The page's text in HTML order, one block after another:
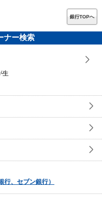
銀行TOPへ
ナー検索
生
行、セブン銀行）